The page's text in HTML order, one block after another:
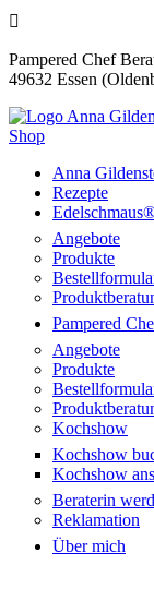

Pampered Chef
49632 Essen
Shop
Anna
Rezepte
Angebote
Produkte
Pampered
Angebote
Produkte
Kochshow
Kochshow
Kochshow
Beraterin
Reklamation
Über mich